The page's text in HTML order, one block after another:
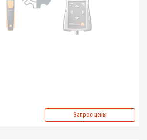
Запрос цены